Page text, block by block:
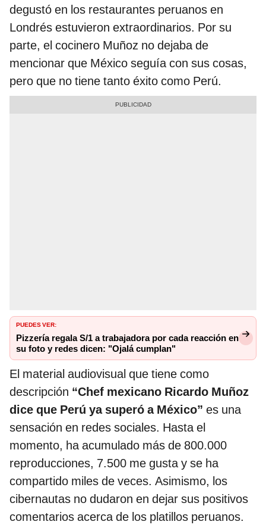
degustó en los restaurantes peruanos en
Londrés estuvieron extraordinarios. Por su
parte, el cocinero Muñoz no dejaba de
mencionar que México seguía con sus cosas,
pero que no tiene tanto éxito como Perú.
PUEDES VER:
Pizzería regala S/1 a trabajadora por cada reacción en
su foto y redes dicen: "Ojalá cumplan"
El material audiovisual que tiene como
descripción “Chef mexicano Ricardo Muñoz
dice que Perú ya superó a México” es una
sensación en redes sociales. Hasta el
momento, ha acumulado más de 800.000
reproducciones, 7.500 me gusta y se ha
compartido miles de veces. Asimismo, los
cibernautas no dudaron en dejar sus positivos
comentarios acerca de los platillos peruanos.